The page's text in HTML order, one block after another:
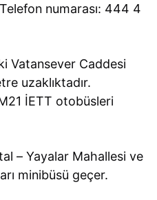
numarası: 444 4
Vatansever Caddesi
uzaklıktadır.
İETT otobüsleri
– Yayalar Mahallesi ve
minibüsü geçer.